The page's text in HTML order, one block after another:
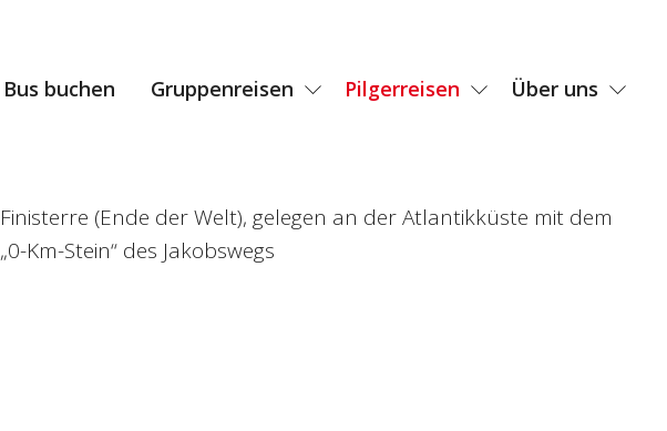
Bus buchen Gruppenreisen Pilgerreisen
Über uns
Finisterre (Ende der Welt), gelegen an der Atlantikküste mit dem
„0-Km-Stein“ des Jakobswegs